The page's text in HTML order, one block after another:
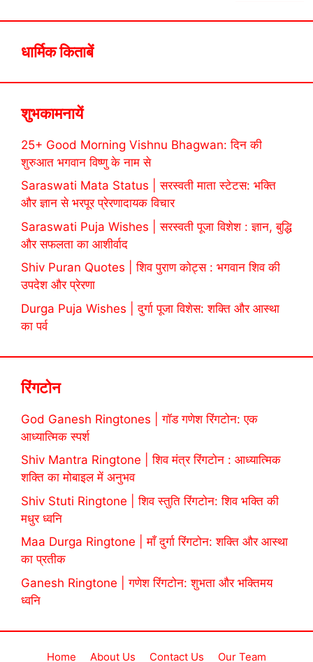
धार्मिक किताबें
शुभकामनायें
25+ Good Morning Vishnu Bhagwan: दिन की
शुरुआत भगवान विष्णु के नाम से
Saraswati Mata Status | सरस्वती माता स्टेटस: भक्ति
और ज्ञान से भरपूर प्रेरणादायक विचार
Saraswati Puja Wishes | सरस्वती पूजा विशेश : ज्ञान, बुद्धि
और सफलता का आशीर्वाद
Shiv Puran Quotes | शिव पुराण कोट्स : भगवान शिव की
उपदेश और प्रेरणा
Durga Puja Wishes | दुर्गा पूजा विशेस: शक्ति और आस्था
का पर्व
रिंगटोन
God Ganesh Ringtones | गॉड गणेश रिंगटोन: एक
आध्यात्मिक स्पर्श
Shiv Mantra Ringtone | शिव मंत्र रिंगटोन : आध्यात्मिक
शक्ति का मोबाइल में अनुभव
Shiv Stuti Ringtone | शिव स्तुति रिंगटोन: शिव भक्ति की
मधुर ध्वनि
Maa Durga Ringtone | माँ दुर्गा रिंगटोन: शक्ति और आस्था
का प्रतीक
Ganesh Ringtone | गणेश रिंगटोन: शुभता और भक्तिमय
ध्वनि
Home About Us Contact Us Our Team